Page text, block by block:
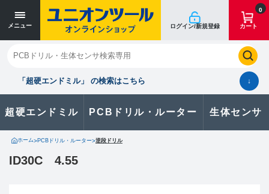
メニュー ログイン/新規登録
0
カート
「超硬エンドミル」 の検索はこちら ↓
超硬エンドミル PCBドリル・ルーター 生体センサ
閉じる
お気に入り クイックオーダー 購入履歴
製品に関するお問い合わせはこちら
ホーム>PCBドリル・ルーター>逆段ドリル
ID30C 4.55